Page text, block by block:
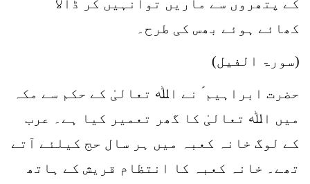
کے پتھروں سے ماریں توانہیں کر ڈالا
کھائے ہوئے بھس کی طرح۔
(سورۃ الفیل)
حضرت ابراہیم ؑ نے اﷲ تعالیٰ کے حکم سے مکہ
میں اﷲ تعالیٰ کا گھر تعمیر کیا ہے۔ عرب
کے لوگ خانہ کعبہ میں ہر سال حج کیلئے آتے
تھے۔ خانہ کعبہ کا انتظام قریش کے ہاتھ